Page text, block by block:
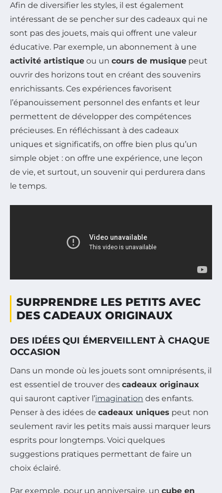
Afin de diversifier les styles, il est également
intéressant de se pencher sur des cadeaux qui ne
sont pas des jouets, mais qui offrent une valeur
éducative. Par exemple, un abonnement à une
activité artistique ou un cours de musique peut
ouvrir des horizons tout en créant des souvenirs
enrichissants. Ces expériences favorisent
l’épanouissement personnel des enfants et leur
permettent de développer des compétences
précieuses. En réfléchissant à des cadeaux
uniques et significatifs, on offre bien plus qu’un
simple objet : on offre une expérience, une leçon
de vie, et surtout, un souvenir qui perdurera dans
le temps.
SURPRENDRE LES PETITS AVEC
DES CADEAUX ORIGINAUX
DES IDÉES QUI ÉMERVEILLENT À CHAQUE
OCCASION
Dans un monde où les jouets sont omniprésents, il
est essentiel de trouver des cadeaux originaux
qui sauront captiver l’imagination des enfants.
Penser à des idées de cadeaux uniques peut non
seulement ravir les petits mais aussi marquer leurs
esprits pour longtemps. Voici quelques
suggestions pratiques permettant de faire un
choix éclairé.
Par exemple, pour un anniversaire, un cube en